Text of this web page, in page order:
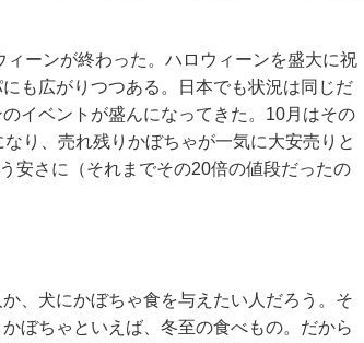
ーンが終わった。ハロウィーンを盛大に祝
も広がりつつある。日本でも状況は同じだ
イベントが盛んになってきた。10月はその
り、売れ残りかぼちゃが一気に大安売りと
安さに（それまでその20倍の値段だったの
、犬にかぼちゃ食を与えたい人だろう。そ
ぼちゃといえば、冬至の食べもの。だから